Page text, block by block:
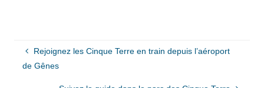
Rejoignez les Cinque Terre en train depuis l’aéroport
de Gênes